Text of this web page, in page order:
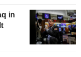
in